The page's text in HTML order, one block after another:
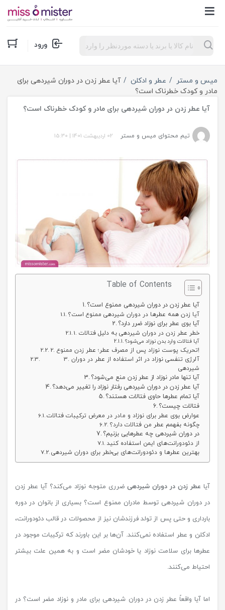
Products
search ورود
میس و مستر عطر و ادکلن
آیا عطر زدن در دوران شیردهی برای
مادر و کودک خطرناک است؟
آیا عطر زدن در دوران شیردهی برای مادر و کودک خطرناک است؟
تیم محتوای میس و مستر 02 اردیبهشت 1401 |
15:30
Table of Contents
آیا عطر زدن در دوران شیردهی ممنوع است؟
آیا زدن همه عطرها در دوران شیردهی ممنوع است؟
آیا بوی عطر برای نوزاد ضرر دارد؟
1. خطر عطر زدن در دوران شیردهی به دلیل فتالات
آیا فتالات وارد بدن نوزاد می‌شود؟
2. تحریک پوست نوزاد پس از مصرف عطر؛ عطر زدن ممنوع!
3. آلرژی تنفسی نوزاد در اثر استفاده از عطر در دوران
شیردهی
آیا تنها مادر نوزاد از عطر زدن منع می‌شود؟
آیا عطر زدن در دوران شیردهی رفتار نوزاد را تغییر می‌دهد؟
آیا تمام عطرها حاوی فتالات هستند؟
فتالات چیست؟
عوارض بوی عطر برای نوزاد و مادر در معرض ترکیبات فتالات
چگونه بفهمم عطر من فتالات دارد؟
در دوران شیردهی چه عطرهایی بزنیم؟
از دئودورانت‌های ایمن استفاده کنید
بهترین عطرها و دئودورانت‌های بی‌خطر برای دوران شیردهی
آیا عطر زدن در دوران شیردهی ضرری متوجه نوزاد می‌کند؟ آیا عطر زدن
در دوران شیردهی توسط مادران ممنوع است؟ بسیاری از بانوان در دوره
بارداری و حتی پس از تولد فرزندشان نیز از محصولات در قالب دئودورانت،
ادکلن و عطر استفاده نمی‌کنند. آن‌ها بر این باورند که ترکیبات موجود در
عطرها برای سلامت نوزاد یا خودشان مضر است و به همین علت بیشتر
احتیاط می‌کنند.
اما آیا واقعاً عطر زدن در دوران شیردهی برای مادر و نوزاد مضر است؟ در